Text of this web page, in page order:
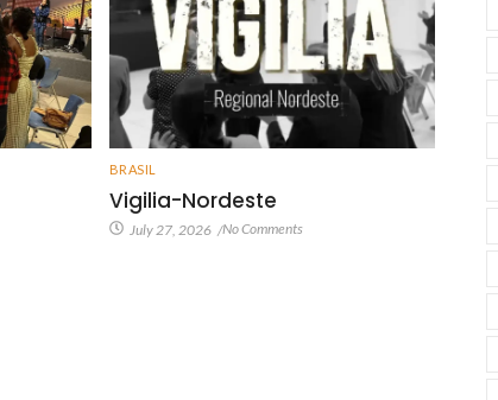
BRASIL
Vigilia-Nordeste
July 27, 2026 /No Comments